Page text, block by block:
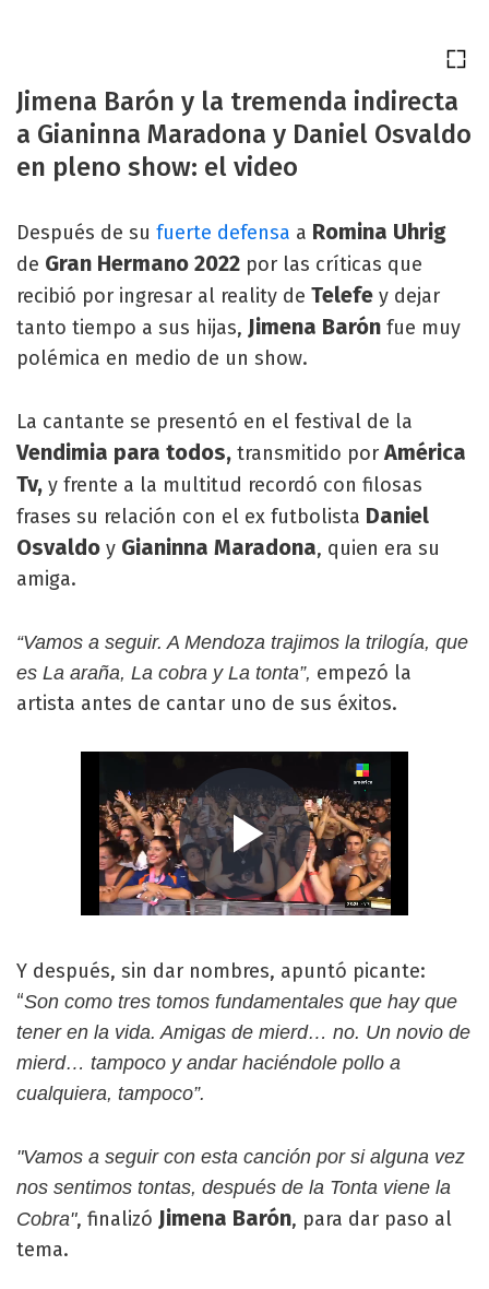
Jimena Barón y la tremenda indirecta
a Gianinna Maradona y Daniel Osvaldo
en pleno show: el video
Después de su fuerte defensa a Romina Uhrig
de Gran Hermano 2022 por las críticas que
recibió por ingresar al reality de Telefe y dejar
tanto tiempo a sus hijas, Jimena Barón fue muy
polémica en medio de un show.
La cantante se presentó en el festival de la
Vendimia para todos, transmitido porAmérica
Tv, y frente a la multitud recordó con filosas
frases su relación con el ex futbolista Daniel
Osvaldo y Gianinna Maradona, quien era su
amiga.
“Vamos a seguir. A Mendoza trajimos la trilogía, que
es La araña, La cobra y La tonta”, empezó la
artista antes de cantar uno de sus éxitos.
Y después, sin dar nombres, apuntó picante:
“Son como tres tomos fundamentales que hay que
tener en la vida. Amigas de mierd… no. Un novio de
mierd… tampoco y andar haciéndole pollo a
cualquiera, tampoco”.
"Vamos a seguir con esta canción por si alguna vez
nos sentimos tontas, después de la Tonta viene la
Cobra", finalizó Jimena Barón, para dar paso al
tema.